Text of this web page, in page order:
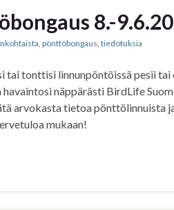
8.-
, pönttöbongaus, tiedotuksia
tai tonttisi linnunpöntöissä pesii tai
havaintosi näppärästi BirdLife
arvokasta tietoa pönttölinnuista
mukaan!